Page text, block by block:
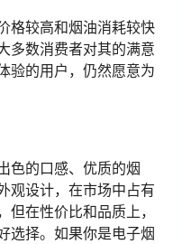
格较高和烟油消耗较快
多数消费者对其的满意
验的用户，仍然愿意为
色的口感、优质的烟
观设计，在市场中占有
在性价比和品质上，
选择。如果你是电子烟